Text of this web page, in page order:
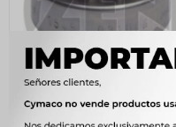
BENDIX ARRANQUE -